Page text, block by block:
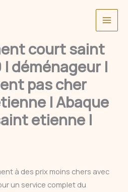
court saint
déménageur |
pas cher
| Abaque
etienne |
à des prix moins chers avec
un service complet du